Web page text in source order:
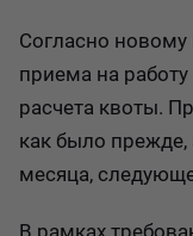
Согласно
приема на
расчета квоты.
как было прежде,
месяца,
В рамках